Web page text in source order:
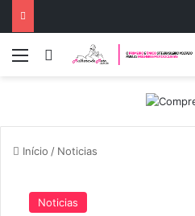
Menu Entrar
Início / Noticias
Noticias